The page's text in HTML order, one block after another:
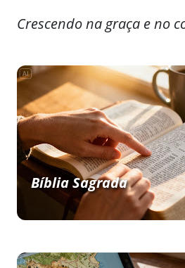
Crescendo na graça e no
Bíblia Sagrada